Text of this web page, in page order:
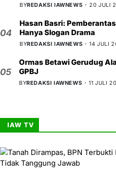
BYREDAKSI IAWNEWS 20 JULI
04
Hasan Basri:
Hanya Slogan Drama
BYREDAKSI IAWNEWS 14 JULI
05
Ormas Betawi Gerudug
GPBJ
BYREDAKSI IAWNEWS 11 JULI
IAW TV